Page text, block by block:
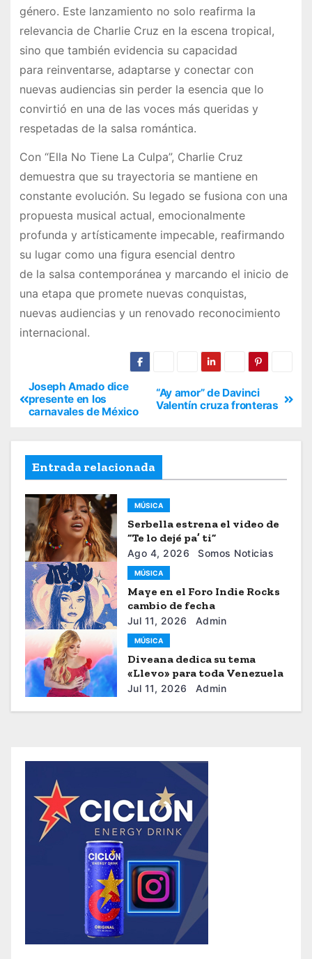
género. Este lanzamiento no solo reafirma la
relevancia de Charlie Cruz en la escena tropical,
sino que también evidencia su capacidad
para reinventarse, adaptarse y conectar con
nuevas audiencias sin perder la esencia que lo
convirtió en una de las voces más queridas y
respetadas de la salsa romántica.
Con “Ella No Tiene La Culpa”, Charlie Cruz
demuestra que su trayectoria se mantiene en
constante evolución. Su legado se fusiona con una
propuesta musical actual, emocionalmente
profunda y artísticamente impecable, reafirmando
su lugar como una figura esencial dentro
de la salsa contemporánea y marcando el inicio de
una etapa que promete nuevas conquistas,
nuevas audiencias y un renovado reconocimiento
internacional.
“Ay amor” de Davinci
Valentín cruza fronteras
Joseph Amado dice
presente en los
carnavales de México
Entrada relacionada
MÚSICA
Serbella estrena el video de
“Te lo dejé pa’ ti”
Ago 4, 2026 Somos Noticias
MÚSICA
Maye en el Foro Indie Rocks
cambio de fecha
Jul 11, 2026 Admin
MÚSICA
Diveana dedica su tema
«Llevo» para toda Venezuela
Jul 11, 2026 Admin